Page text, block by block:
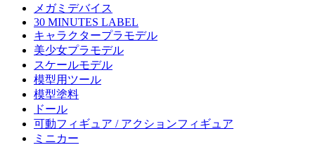
メガミデバイス
30 MINUTES LABEL
キャラクタープラモデル
美少女プラモデル
スケールモデル
模型用ツール
模型塗料
ドール
可動フィギュア / アクションフィギュア
ミニカー